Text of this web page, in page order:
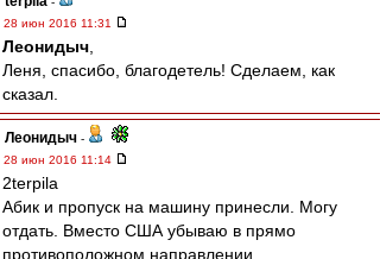
28 июн 2016 11:31
Леонидыч
Леня, спасибо, благодетель! Сделаем, как
сказал.
Леонидыч -
28 июн 2016 11:14
2terpila
Абик и пропуск на машину принесли. Могу
отдать. Вместо США убываю в прямо
противоположном направлении...